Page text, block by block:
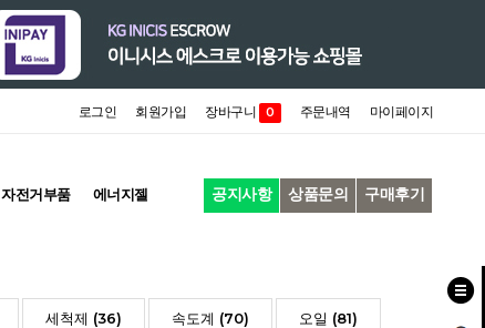
로그인 회원가입 장바구니 0 주문내역 마이페이지
자전거부품 에너지젤 공지사항 상품문의 구매후기
세척제 (36) 속도계 (70) 오일 (81)